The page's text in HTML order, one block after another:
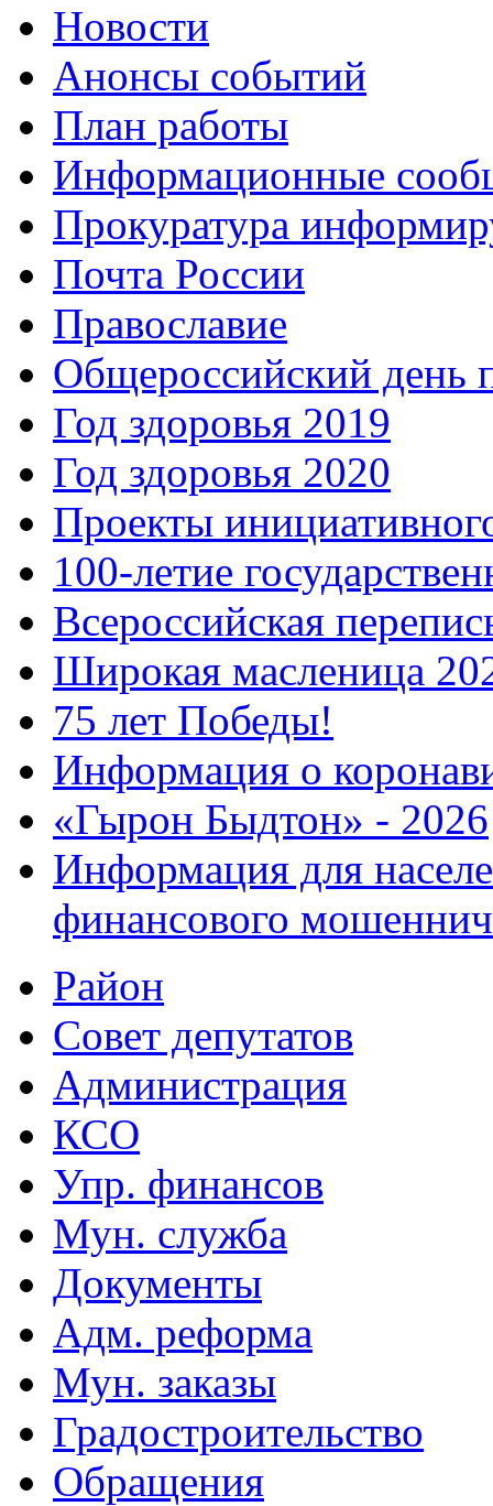
Новости
Анонсы событий
План работы
Информационные
Прокуратура
Почта России
Православие
Общероссийский день
Год здоровья 2019
Год здоровья 2020
Проекты
100-летие
Всероссийская
Широкая масленица
75 лет Победы!
Информация о
«Гырон Быдтон» - 2026
Информация для
финансового
Район
Совет депутатов
Администрация
КСО
Упр. финансов
Мун. служба
Документы
Адм. реформа
Мун. заказы
Градостроительство
Обращения